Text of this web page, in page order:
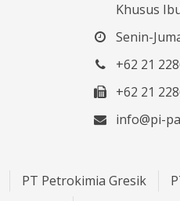
Khusus
Senin-
+62 21
+62 21
info@pi-
PT Petrokimia Gresik